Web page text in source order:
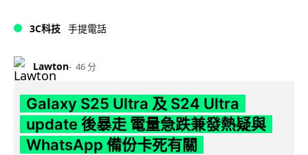
3C科技 手提電話
Lawton 46 分
Galaxy S25 Ultra 及 S24 Ultra
update 後暴走 電量急跌兼發熱疑與
WhatsApp 備份卡死有關